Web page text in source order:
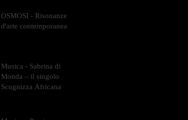
OSMOSI - Risonanze
d'arte contemporanea
Musica - Sabrina di
Monda – il singolo
Scugnizza Africana